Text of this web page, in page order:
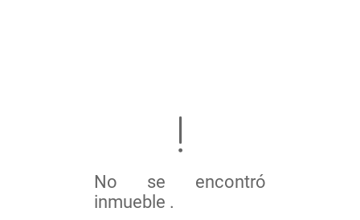
No se encontró
inmueble .